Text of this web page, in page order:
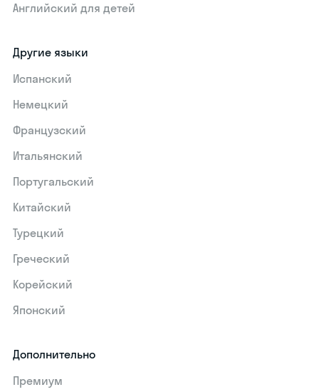
Английский для детей
Другие языки
Испанский
Немецкий
Французский
Итальянский
Португальский
Китайский
Турецкий
Греческий
Корейский
Японский
Дополнительно
Премиум